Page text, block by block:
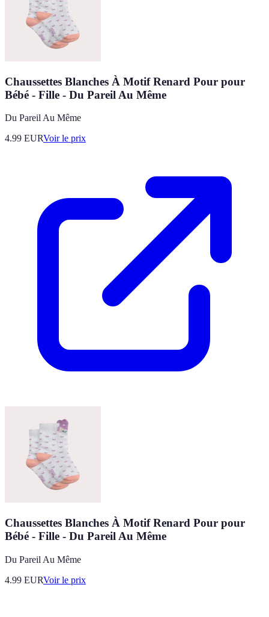
Chaussettes Blanches À Motif Renard Pour pour
Bébé - Fille - Du Pareil Au Même
Du Pareil Au Même
4.99 EURVoir le prix
Chaussettes Blanches À Motif Renard Pour pour
Bébé - Fille - Du Pareil Au Même
Du Pareil Au Même
4.99 EURVoir le prix